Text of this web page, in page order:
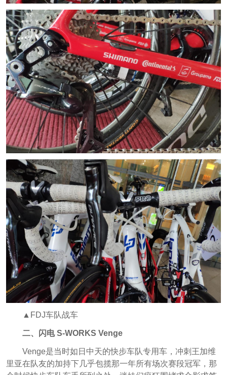
▲FDJ车队战车
二、闪电 S-WORKS Venge
Venge是当时如日中天的快步车队专用车，冲刺王加维
里亚在队友的加持下几乎包揽那一年所有场次赛段冠军，那